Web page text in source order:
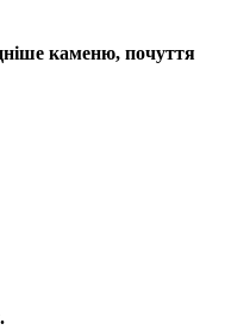
каменю, почуття